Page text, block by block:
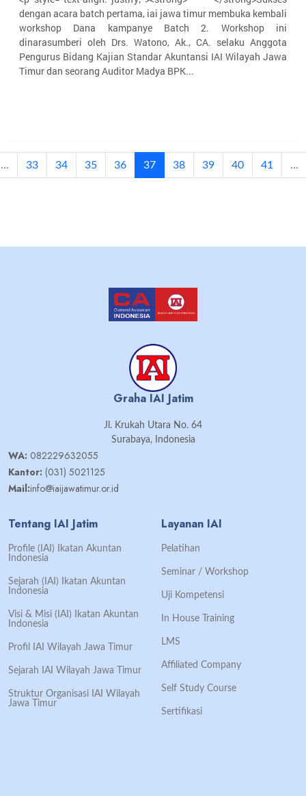
dengan acara batch pertama, iai jawa timur membuka kembali
workshop Dana kampanye Batch 2. Workshop ini
dinarasumberi oleh Drs. Watono, Ak., CA. selaku Anggota
Pengurus Bidang Kajian Standar Akuntansi IAI Wilayah Jawa
Timur dan seorang Auditor Madya BPK...
... 33 34 35 36 37(current)
38 39 40 41 ...
Graha IAI Jatim
Jl. Krukah Utara No. 64
Surabaya, Indonesia
WA: 082229632055
Kantor: (031) 5021125
Mail:info@iaijawatimur.or.id
Tentang IAI Jatim
Profile (IAI) Ikatan Akuntan
Indonesia
Sejarah (IAI) Ikatan Akuntan
Indonesia
Visi & Misi (IAI) Ikatan Akuntan
Indonesia
Profil IAI Wilayah Jawa Timur
Sejarah IAI Wilayah Jawa Timur
Struktur Organisasi IAI Wilayah
Jawa Timur
Layanan IAI
Pelatihan
Seminar / Workshop
Uji Kompetensi
In House Training
LMS
Affiliated Company
Self Study Course
Sertifikasi